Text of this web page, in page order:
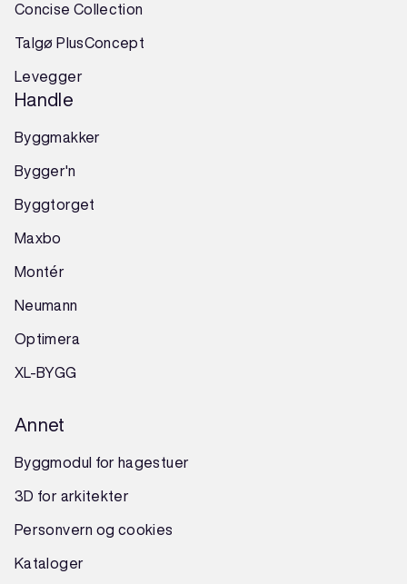
Concise Collection
Talgø PlusConcept
Levegger
Handle
Byggmakker
Bygger'n
Byggtorget
Maxbo
Montér
Neumann
Optimera
XL-BYGG
Annet
Byggmodul for hagestuer
3D for arkitekter
Personvern og cookies
Kataloger